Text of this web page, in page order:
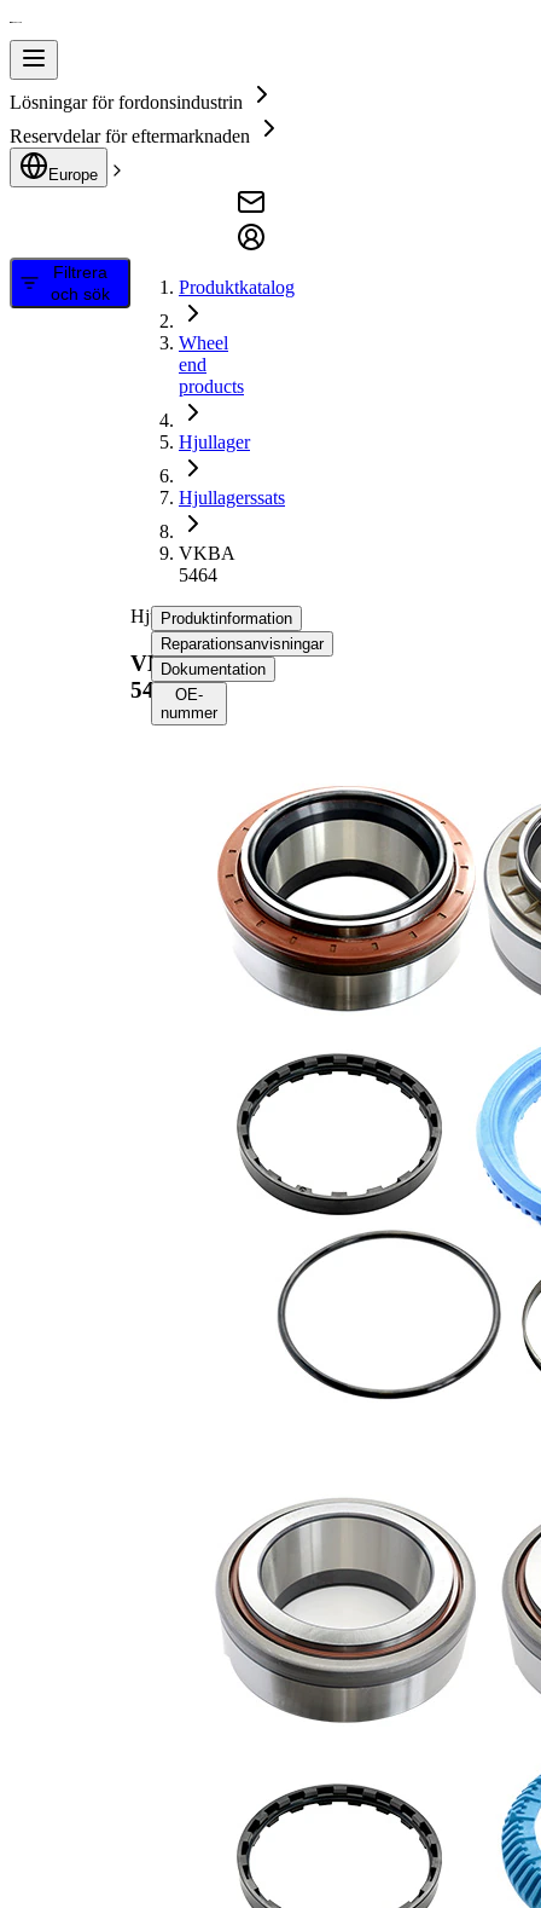
Lösningar för fordonsindustrin
Reservdelar för eftermarknaden
Europe
Filtrera
och sök
Produktkatalog
Wheel
end
products
Hjullager
Hjullagerssats
VKBA
5464
Hjullagerssats
VKBA
5464
Produktinformation
Reparationsanvisningar
Dokumentation
OE-
nummer
Värde
146 mm
Innerdiameter 110 mm
Ytterdiameter 170 mm
AFTERMARKET
Produktlista
Artikelnamn Artikelnummer Antal
SKF00784